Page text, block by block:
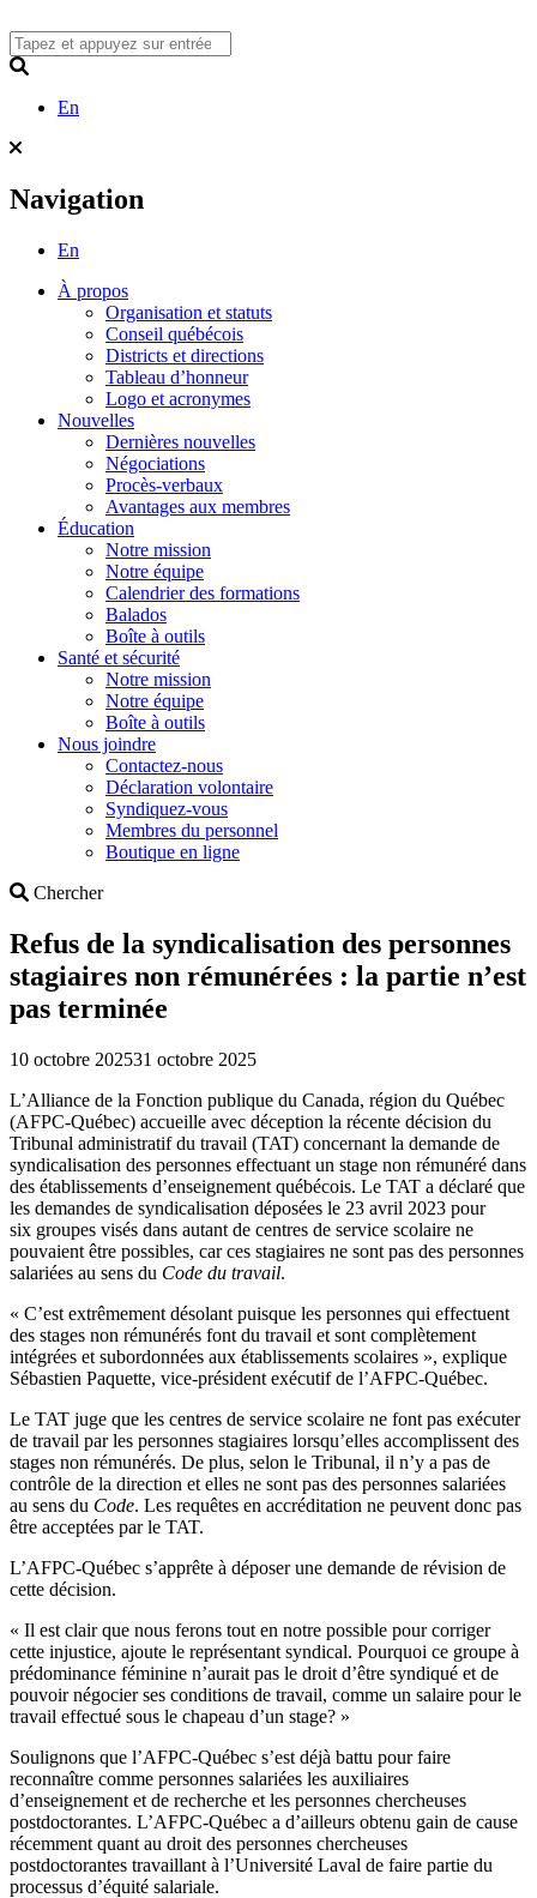
to
content
En
Navigation
En
À propos
Organisation et statuts
Conseil québécois
Districts et directions
Tableau d’honneur
Logo et acronymes
Nouvelles
Dernières nouvelles
Négociations
Procès-verbaux
Avantages aux membres
Éducation
Notre mission
Notre équipe
Calendrier des formations
Balados
Boîte à outils
Santé et sécurité
Notre mission
Notre équipe
Boîte à outils
Nous joindre
Contactez-nous
Déclaration volontaire
Syndiquez-vous
Membres du personnel
Boutique en ligne
ChercherSearch
Refus de la syndicalisation des personnes
stagiaires non rémunérées : la partie n’est
pas terminée
10 octobre 202531 octobre 2025
L’Alliance de la Fonction publique du Canada, région du Québec
(AFPC-Québec) accueille avec déception la récente décision du
Tribunal administratif du travail (TAT) concernant la demande de
syndicalisation des personnes effectuant un stage non rémunéré dans
des établissements d’enseignement québécois. Le TAT a déclaré que
les demandes de syndicalisation déposées le 23 avril 2023 pour
six groupes visés dans autant de centres de service scolaire ne
pouvaient être possibles, car ces stagiaires ne sont pas des personnes
salariées au sens du Code du travail.
« C’est extrêmement désolant puisque les personnes qui effectuent
des stages non rémunérés font du travail et sont complètement
intégrées et subordonnées aux établissements scolaires », explique
Sébastien Paquette, vice-président exécutif de l’AFPC-Québec.
Le TAT juge que les centres de service scolaire ne font pas exécuter
de travail par les personnes stagiaires lorsqu’elles accomplissent des
stages non rémunérés. De plus, selon le Tribunal, il n’y a pas de
contrôle de la direction et elles ne sont pas des personnes salariées
au sens du Code. Les requêtes en accréditation ne peuvent donc pas
être acceptées par le TAT.
L’AFPC-Québec s’apprête à déposer une demande de révision de
cette décision.
« Il est clair que nous ferons tout en notre possible pour corriger
cette injustice, ajoute le représentant syndical. Pourquoi ce groupe à
prédominance féminine n’aurait pas le droit d’être syndiqué et de
pouvoir négocier ses conditions de travail, comme un salaire pour le
travail effectué sous le chapeau d’un stage? »
Soulignons que l’AFPC-Québec s’est déjà battu pour faire
reconnaître comme personnes salariées les auxiliaires
d’enseignement et de recherche et les personnes chercheuses
postdoctorantes. L’AFPC-Québec a d’ailleurs obtenu gain de cause
récemment quant au droit des personnes chercheuses
postdoctorantes travaillant à l’Université Laval de faire partie du
processus d’équité salariale.